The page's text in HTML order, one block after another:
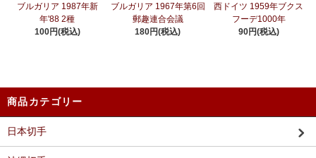
ブルガリア 1987年新
年'88 2種
100円(税込)
ブルガリア 1967年第6回
郵趣連合会議
180円(税込)
西ドイツ 1959年ブクス
フーデ1000年
90円(税込)
商品カテゴリー
日本切手